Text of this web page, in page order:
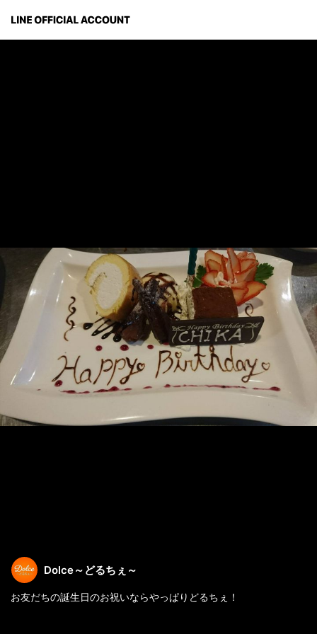
Dolce～どるちぇ～
お友だちの誕生日のお祝いならやっぱりどるちぇ！